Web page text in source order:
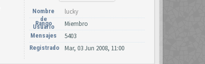
Nombre
de
Usuario
lucky
Rango Miembro
Mensajes 5403
Registrado Mar, 03 Jun 2008, 11:00